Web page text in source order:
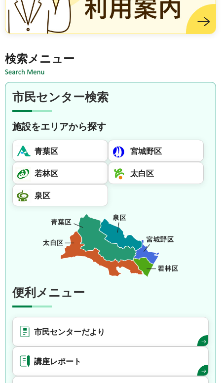
検索メニュー
市民センター検索
施設をエリアから探す
青葉区 宮城野区
若林区 太白区
泉区
便利メニュー
市民センターだより
講座レポート